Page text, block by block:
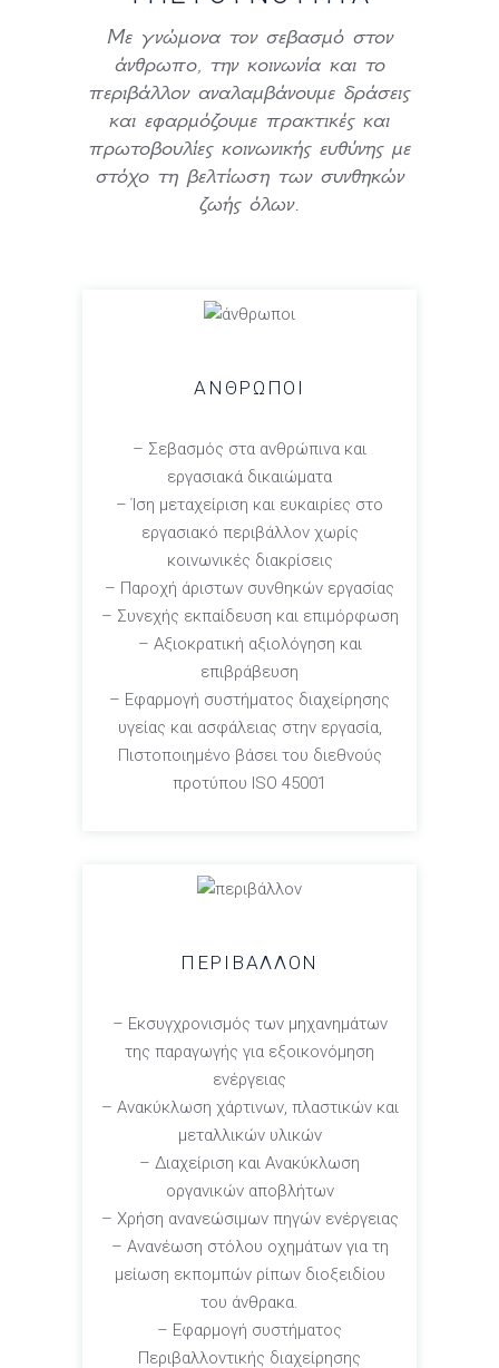
Με γνώμονα τον σεβασμό στον
άνθρωπο, την κοινωνία και το
περιβάλλον αναλαμβάνουμε δράσεις
και εφαρμόζουμε πρακτικές και
πρωτοβουλίες κοινωνικής ευθύνης με
στόχο τη βελτίωση των συνθηκών
ζωής όλων.
ΑΝΘΡΩΠΟΙ
– Σεβασμός στα ανθρώπινα και
εργασιακά δικαιώματα
– Ίση μεταχείριση και ευκαιρίες στο
εργασιακό περιβάλλον χωρίς
κοινωνικές διακρίσεις
– Παροχή άριστων συνθηκών εργασίας
– Συνεχής εκπαίδευση και επιμόρφωση
– Αξιοκρατική αξιολόγηση και
επιβράβευση
– Εφαρμογή συστήματος διαχείρησης
υγείας και ασφάλειας στην εργασία,
Πιστοποιημένο βάσει του διεθνούς
προτύπου ISO 45001
ΠΕΡΙΒΑΛΛΟΝ
– Εκσυγχρονισμός των μηχανημάτων
της παραγωγής για εξοικονόμηση
ενέργειας
– Ανακύκλωση χάρτινων, πλαστικών και
μεταλλικών υλικών
– Διαχείριση και Ανακύκλωση
οργανικών αποβλήτων
– Χρήση ανανεώσιμων πηγών ενέργειας
– Ανανέωση στόλου οχημάτων για τη
μείωση εκπομπών ρίπων διοξειδίου
του άνθρακα.
– Εφαρμογή συστήματος
Περιβαλλοντικής διαχείρησης